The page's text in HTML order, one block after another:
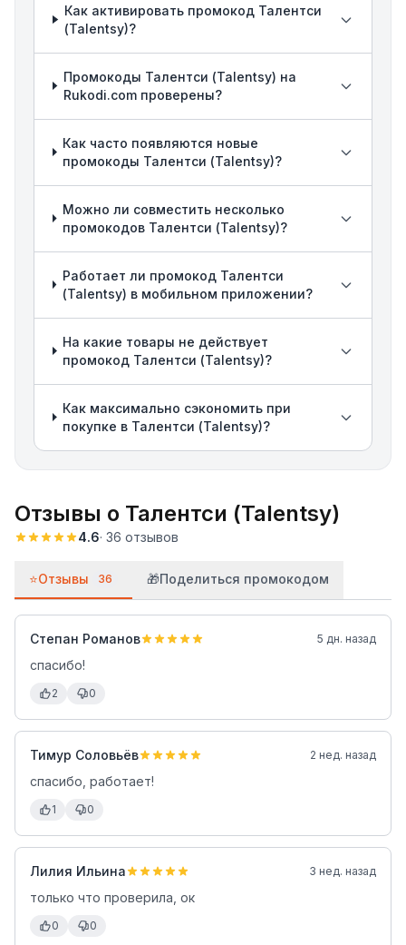
Как активировать промокод Талентси
(Talentsy)?
Промокоды Талентси (Talentsy) на
Rukodi.com проверены?
Как часто появляются новые
промокоды Талентси (Talentsy)?
Можно ли совместить несколько
промокодов Талентси (Talentsy)?
Работает ли промокод Талентси
(Talentsy) в мобильном приложении?
На какие товары не действует
промокод Талентси (Talentsy)?
Как максимально сэкономить при
покупке в Талентси (Talentsy)?
Отзывы о Талентси (Talentsy)
4.6· 36 отзывов
⭐Отзывы 36 🎁Поделиться промокодом
Степан Романов 5 дн. назад
спасибо!
2 0
Тимур Соловьёв 2 нед. назад
спасибо, работает!
1 0
Лилия Ильина 3 нед. назад
только что проверила, ок
0 0